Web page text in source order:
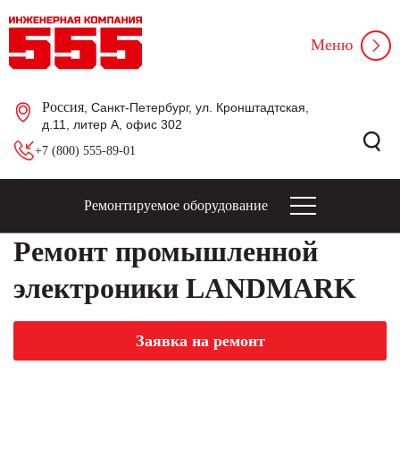
Россия , Санкт-Петербург, ул. Кронштадтская,
д.11, литер А, офис 302
+7 (800) 555-89-01
Меню
Ремонтируемое оборудование
Ремонт промышленной
электроники LANDMARK
Заявка на ремонт